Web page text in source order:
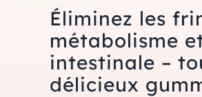
Éliminez les
métabolisme
intestinale –
délicieux